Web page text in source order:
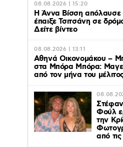
08.08.2026 | 15:20
Η Άννα Βίσση απόλαυσε
έπαιξε Τσιτσάνη σε
Δείτε βίντεο
08.08.2026 | 13:11
Αθηνά Οικονομάκου –
στα Μπόρα Μπόρα:
από τον μήνα του
Φούλ
την
από